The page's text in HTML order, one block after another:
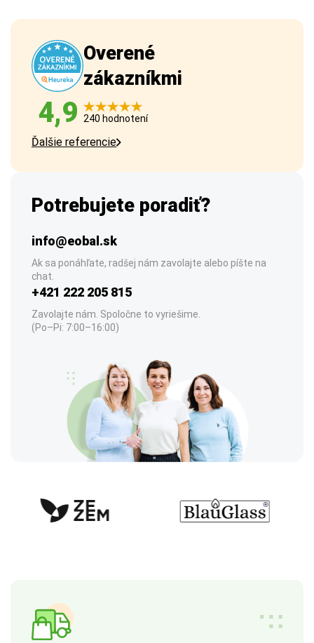
Overené
zákazníkmi
4,9 240 hodnotení
Ďalšie referencie
Potrebujete poradiť?
info@eobal.sk
Ak sa ponáhľate, radšej nám zavolajte alebo píšte na
chat.
+421 222 205 815
Zavolajte nám. Spoločne to vyriešime.
(Po–Pi: 7:00–16:00)